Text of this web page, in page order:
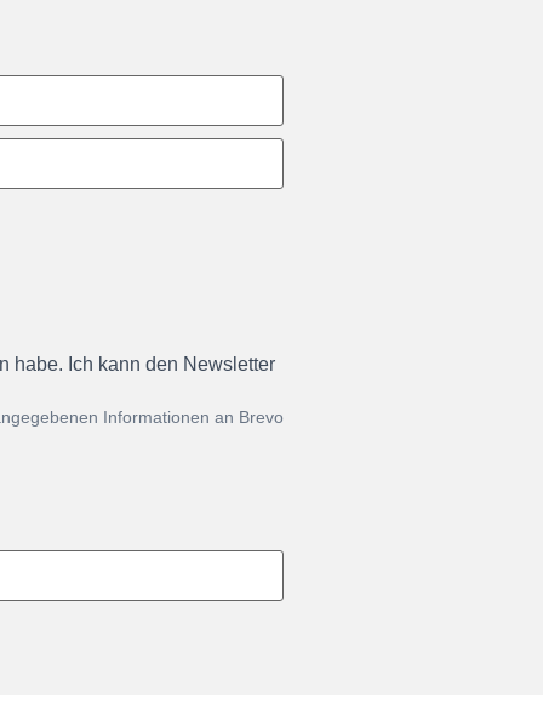
habe. Ich kann den Newsletter
Informationen an Brevo